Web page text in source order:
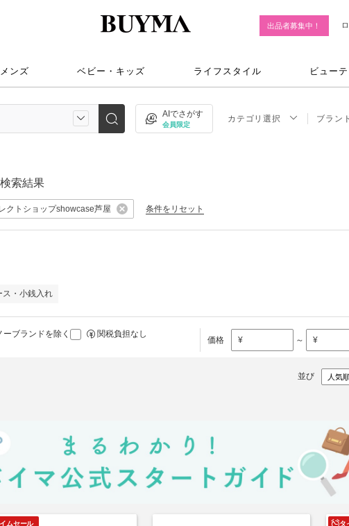
出品者募集中！
メンズ ベビー・キッズ ライフスタイル ビュー
AIでさがす
会員限定
カテゴリ選択 ブラン
索結果
クトショップshowcase芦屋 条件をリセット
ス・小銭入れ
ーブランドを除く
関税負担なし
価格 ¥ ～ ¥
並び
ムセール タ